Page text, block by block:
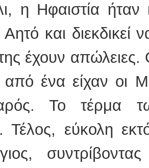
η Ηφαιστία ήταν
και διεκδικεί
έχουν
ένα είχαν οι
Το τέρμα
Τέλος, εύκολη